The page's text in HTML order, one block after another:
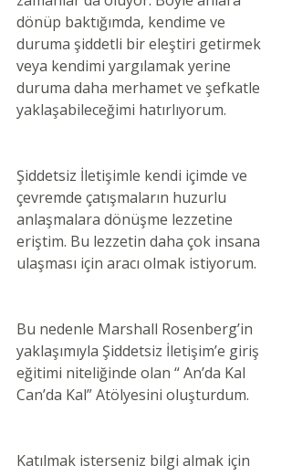
dönüp baktığımda, kendime ve
duruma şiddetli bir eleştiri getirmek
veya kendimi yargılamak yerine
duruma daha merhamet ve şefkatle
yaklaşabileceğimi hatırlıyorum.
Şiddetsiz İletişimle kendi içimde ve
çevremde çatışmaların huzurlu
anlaşmalara dönüşme lezzetine
eriştim. Bu lezzetin daha çok insana
ulaşması için aracı olmak istiyorum.
Bu nedenle Marshall Rosenberg’in
yaklaşımıyla Şiddetsiz İletişim’e giriş
eğitimi niteliğinde olan “ An’da Kal
Can’da Kal” Atölyesini oluşturdum.
Katılmak isterseniz bilgi almak için